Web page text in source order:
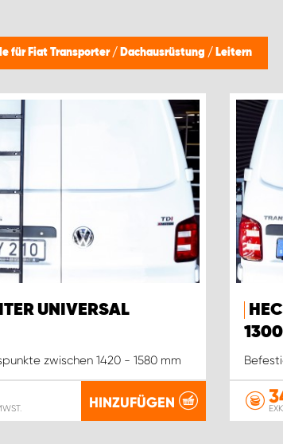
für Fiat Transporter / Dachausrüstung / Leitern
UNIVERSAL
zwischen 1420 - 1580 mm
HINZUFÜGEN